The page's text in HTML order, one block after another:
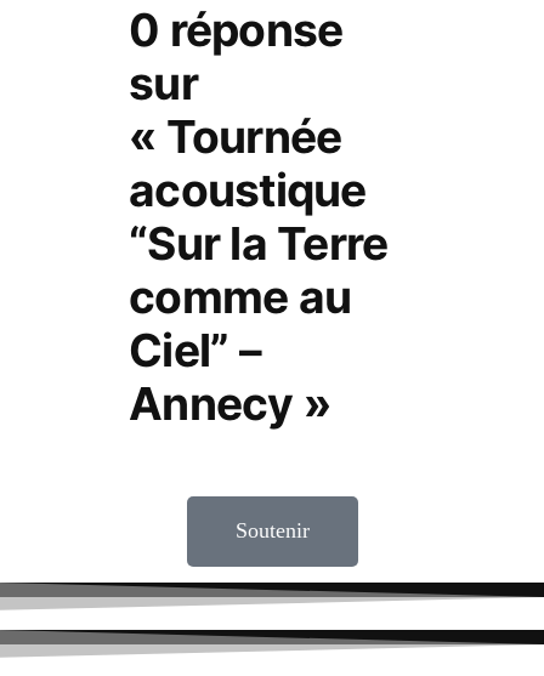
0 réponse
sur
« Tournée
acoustique
“Sur la Terre
comme au
Ciel” –
Annecy »
Soutenir